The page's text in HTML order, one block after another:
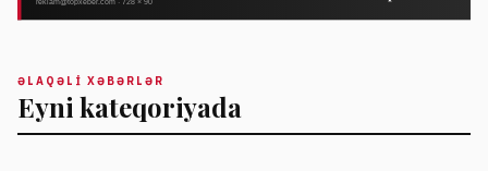
ƏLAQƏLI XƏBƏRLƏR
Eyni kateqoriyada